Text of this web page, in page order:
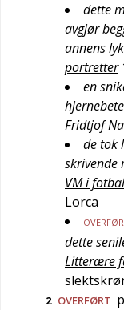
dette
avgjør
annens
portretter
en
Fridtjof
de tok
skrivende
VM i
Lorca
dette
Litterære
2 OVERFØRT